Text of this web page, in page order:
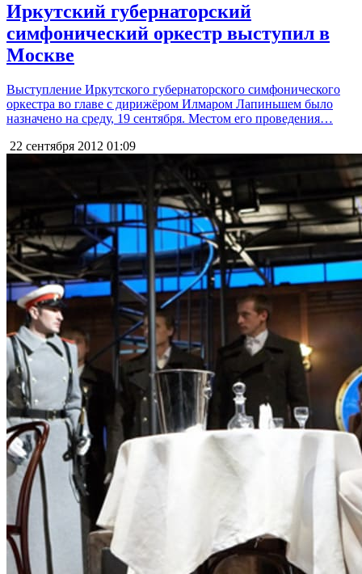
Иркутский губернаторский
симфонический оркестр выступил в
Москве
Выступление Иркутского губернаторского симфонического
оркестра во главе с дирижёром Илмаром Лапиньшем было
назначено на среду, 19 сентября. Местом его проведения…
22 сентября 2012 01:09